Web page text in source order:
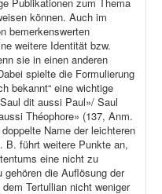
können. Auch im
bemerkenswerten
weitere Identität bzw.
sie in einen anderen
spielte die Formulierung
bekannt“ eine wichtige
dit aussi Paul»/ Saul
Théophore» (137, Anm.
Name der leichteren
B. führt weitere Punkte an,
eine nicht zu
die Auflösung der
Tertullian nicht weniger